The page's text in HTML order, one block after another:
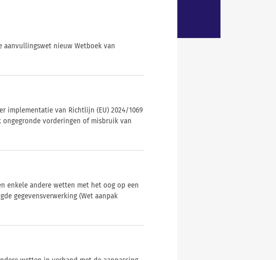
aanvullingswet nieuw Wetboek van
implementatie van Richtlijn (EU) 2024/1069
vorderingen of misbruik van
enkele andere wetten met het oog op een
gegevensverwerking (Wet aanpak